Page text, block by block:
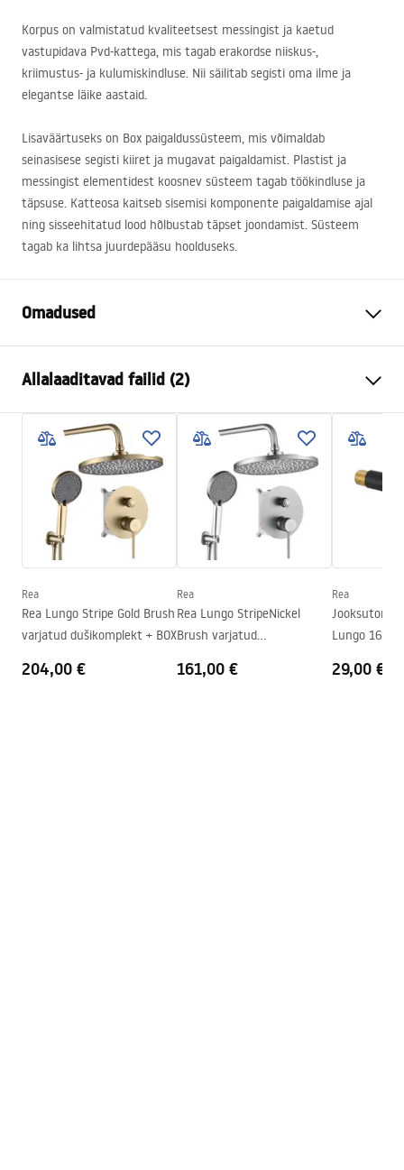
Korpus on valmistatud kvaliteetsest messingist ja kaetud
vastupidava Pvd-kattega, mis tagab erakordse niiskus-,
kriimustus- ja kulumiskindluse. Nii säilitab segisti oma ilme ja
elegantse läike aastaid.
Lisaväärtuseks on Box paigaldussüsteem, mis võimaldab
seinasisese segisti kiiret ja mugavat paigaldamist. Plastist ja
messingist elementidest koosnev süsteem tagab töökindluse ja
täpsuse. Katteosa kaitseb sisemisi komponente paigaldamise ajal
ning sisseehitatud lood hõlbustab täpset joondamist. Süsteem
tagab ka lihtsa juurdepääsu hoolduseks.
Omadused
Paigaldusviis
sisse paigaldatav
Värv
Titaan
Vooliku tüüp
Fikseeritud
Materjal
Messing
Väljalaskeava ulatus
185
Kõrgus
110
Ühenduse läbimõõt
1/2 tolli
Allalaaditavad failid (2)
Instrukcja montażu
Instrukcja_montazu_.pdf
Garantiitingimused
Warranty_Terms_and_Conditions_Faucets_-_5.pdf
Rea
Rea Lungo Stripe Gold Brush
varjatud dušikomplekt + BOX
204,00 €
Rea
Rea Lungo StripeNickel
Brush varjatud
161,00 €
Rea
Jooksutoru
Lungo 16
29,00 €